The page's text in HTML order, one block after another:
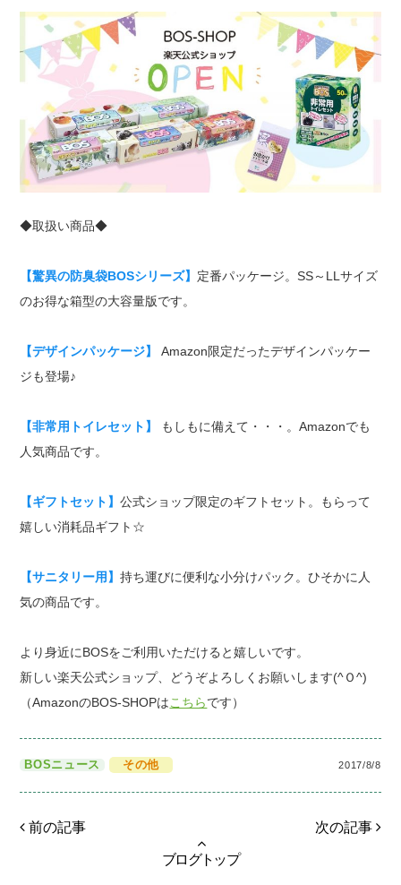
◆取扱い商品◆
【驚異の防臭袋BOSシリーズ】 定番パッケージ。SS～LLサイズ
のお得な箱型の大容量版です。
【デザインパッケージ】
Amazon限定だったデザインパッケー
ジも登場♪
【非常用トイレセット】
もしもに備えて・・・。Amazonでも
人気商品です。
【ギフトセット】公式ショップ限定のギフトセット。もらって
嬉しい消耗品ギフト☆
【サニタリー用】持ち運びに便利な小分けパック。ひそかに人
気の商品です。
より身近にBOSをご利用いただけると嬉しいです。
新しい楽天公式ショップ、どうぞよろしくお願いします(^Ｏ^)
（AmazonのBOS-SHOPはこちらです）
2017/8/8
BOSニュース その他
前の記事 次の記事
ブログトップ